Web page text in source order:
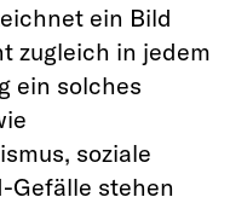
ein Bild
zugleich in jedem
ein solches
soziale
Gefälle stehen